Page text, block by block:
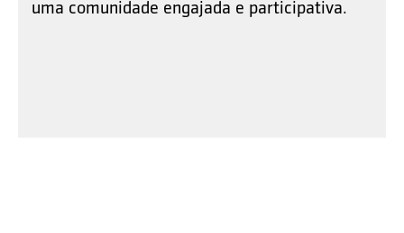
uma comunidade engajada e participativa.